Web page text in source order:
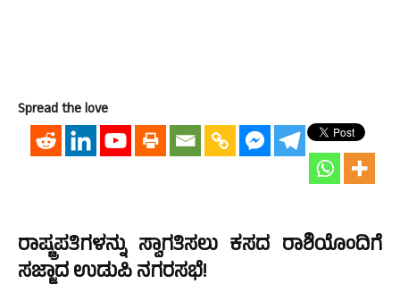
Spread the love
ರಾಷ್ಟ್ರಪತಿಗಳನ್ನು ಸ್ವಾಗತಿಸಲು ಕಸದ ರಾಶಿಯೊಂದಿಗೆ
ಸಜ್ಜಾದ ಉಡುಪಿ ನಗರಸಭೆ!